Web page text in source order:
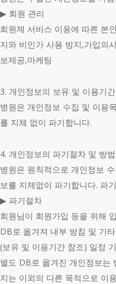
▶ 회원 관리
회원제 서비스 이용에 따른 본
지와 비인가 사용 방지,가입의
보제공,마케팅
3. 개인정보의 보유 및 이용기간
병원은 개인정보 수집 및 이용
를 지체 없이 파기합니다.
4. 개인정보의 파기절차 및 방법
병원은 원칙적으로 개인정보
보를 지체없이 파기합니다. 파
▶ 파기절차
회원님이 회원가입 등을 위해
DB로 옮겨져 내부 방침 및 기
(보유 및 이용기간 참조) 일정
별도 DB로 옮겨진 개인정보는
지는 이외의 다른 목적으로 이